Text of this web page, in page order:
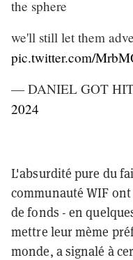
the sphere
we'll still let them
pic.twitter.com/
— DANIEL GOT
2024
L'absurdité pure du
communauté WIF
de fonds - en
mettre leur mème
monde, a signalé à